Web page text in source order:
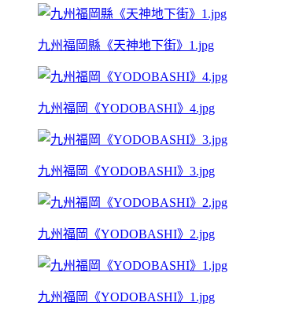
九州福岡縣《天神地下街》1.jpg
九州福岡《YODOBASHI》4.jpg
九州福岡《YODOBASHI》3.jpg
九州福岡《YODOBASHI》2.jpg
九州福岡《YODOBASHI》1.jpg